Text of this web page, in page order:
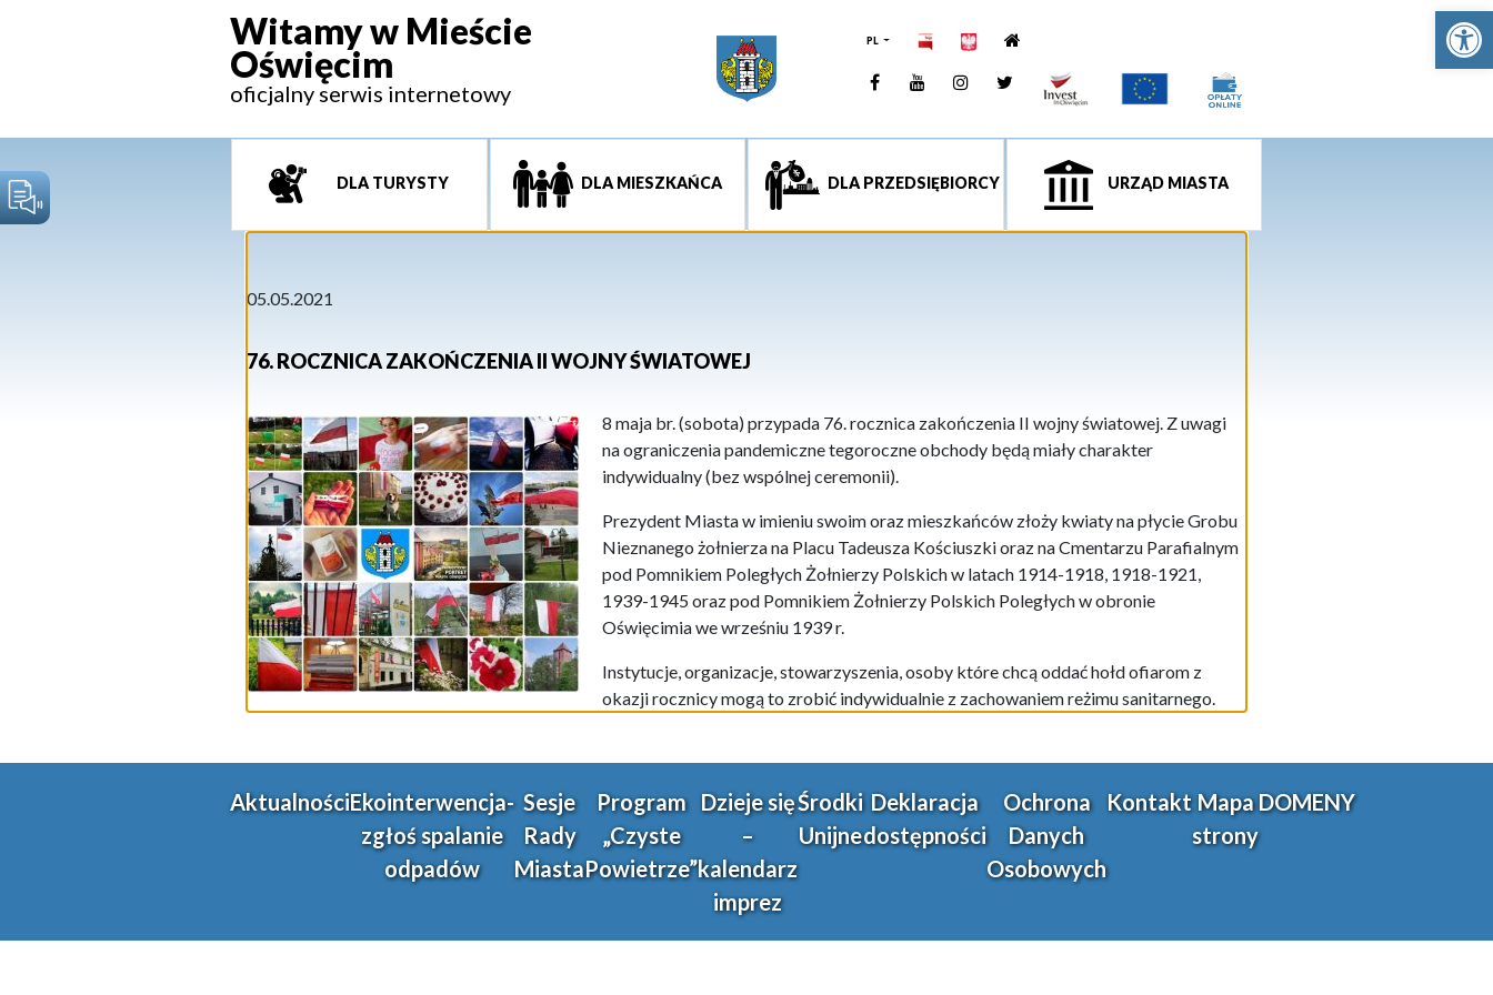
Witamy w Mieście
Oświęcim
oficjalny serwis internetowy
PL
FacebookYouTUbeInstagramTwitter
DLA TURYSTY DLA MIESZKAŃCA DLA PRZEDSIĘBIORCY URZĄD MIASTA
05.05.2021
76. ROCZNICA ZAKOŃCZENIA II WOJNY ŚWIATOWEJ
8 maja br. (sobota) przypada 76. rocznica zakończenia II wojny światowej. Z uwagi
na ograniczenia pandemiczne tegoroczne obchody będą miały charakter
indywidualny (bez wspólnej ceremonii).
Prezydent Miasta w imieniu swoim oraz mieszkańców złoży kwiaty na płycie Grobu
Nieznanego żołnierza na Placu Tadeusza Kościuszki oraz na Cmentarzu Parafialnym
pod Pomnikiem Poległych Żołnierzy Polskich w latach 1914-1918, 1918-1921,
1939-1945 oraz pod Pomnikiem Żołnierzy Polskich Poległych w obronie
Oświęcimia we wrześniu 1939 r.
Instytucje, organizacje, stowarzyszenia, osoby które chcą oddać hołd ofiarom z
okazji rocznicy mogą to zrobić indywidualnie z zachowaniem reżimu sanitarnego.
AktualnościEkointerwencja-
zgłoś spalanie
odpadów
Sesje
Rady
Miasta
Program
„Czyste
Powietrze”
Dzieje się
–
kalendarz
imprez
Środki
Unijne
Deklaracja
dostępności
Ochrona
Danych
Osobowych
Kontakt Mapa
strony
DOMENY